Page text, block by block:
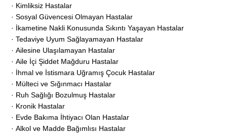
· Kimliksiz Hastalar
· Sosyal Güvencesi Olmayan Hastalar
· İkametine Nakli Konusunda Sıkıntı Yaşayan Hastalar
· Tedaviye Uyum Sağlayamayan Hastalar
· Ailesine Ulaşılamayan Hastalar
· Aile İçi Şiddet Mağduru Hastalar
· İhmal ve İstismara Uğramış Çocuk Hastalar
· Mülteci ve Sığınmacı Hastalar
· Ruh Sağlığı Bozulmuş Hastalar
· Kronik Hastalar
· Evde Bakıma İhtiyacı Olan Hastalar
· Alkol ve Madde Bağımlısı Hastalar